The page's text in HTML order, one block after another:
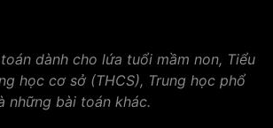
dành cho lứa tuổi mầm non, Tiểu
học cơ sở (THCS), Trung học phổ
những bài toán khác.